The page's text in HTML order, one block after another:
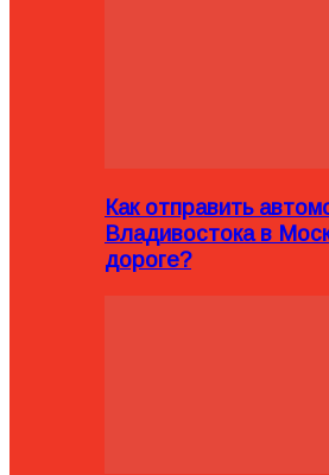
Как отправить
Владивостока в
дороге?